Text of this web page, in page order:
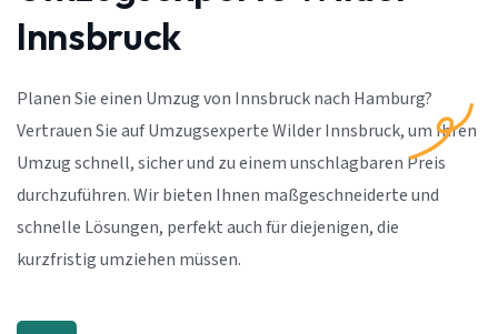
Innsbruck
Planen Sie einen Umzug von Innsbruck nach Hamburg?
Vertrauen Sie auf Umzugsexperte Wilder Innsbruck, um Ihren
Umzug schnell, sicher und zu einem unschlagbaren Preis
durchzuführen. Wir bieten Ihnen maßgeschneiderte und
schnelle Lösungen, perfekt auch für diejenigen, die
kurzfristig umziehen müssen.